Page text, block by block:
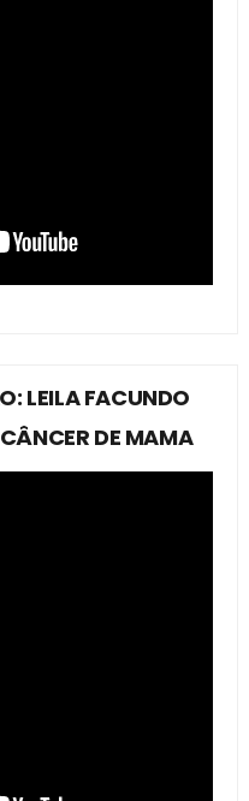
LEILA FACUNDO
DE MAMA